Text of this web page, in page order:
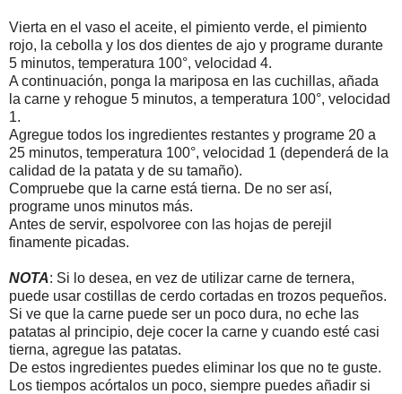
Vierta en el vaso el aceite, el pimiento verde, el pimiento
rojo, la cebolla y los dos dientes de ajo y programe durante
5 minutos, temperatura 100°, velocidad 4.
A continuación, ponga la mariposa en las cuchillas, añada
la carne y rehogue 5 minutos, a temperatura 100°, velocidad
1.
Agregue todos los ingredientes restantes y programe 20 a
25 minutos, temperatura 100°, velocidad 1 (dependerá de la
calidad de la patata y de su tamaño).
Compruebe que la carne está tierna. De no ser así,
programe unos minutos más.
Antes de servir, espolvoree con las hojas de perejil
finamente picadas.
NOTA: Si lo desea, en vez de utilizar carne de ternera,
puede usar costillas de cerdo cortadas en trozos pequeños.
Si ve que la carne puede ser un poco dura, no eche las
patatas al principio, deje cocer la carne y cuando esté casi
tierna, agregue las patatas.
De estos ingredientes puedes eliminar los que no te guste.
Los tiempos acórtalos un poco, siempre puedes añadir si